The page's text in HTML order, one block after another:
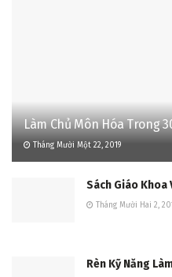
Làm Chủ Môn Hóa Trong
Tháng Mười Một 22, 2019
Sách Giáo Khoa
Tháng Mười Hai 2,
Rèn Kỹ Năng